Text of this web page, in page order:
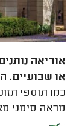
אוריאה
או שבועיים.
כמו תוספי
מראה סימני